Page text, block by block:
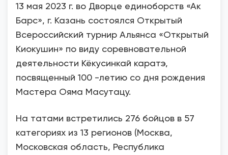
13 мая 2023 г. во Дворце единоборств «Ак
Барс», г. Казань состоялся Открытый
Всероссийский турнир Альянса «Открытый
Киокушин» по виду соревновательной
деятельности Кёкусинкай каратэ,
посвященный 100 -летию со дня рождения
Мастера Ояма Масутацу.
На татами встретились 276 бойцов в 57
категориях из 13 регионов (Москва,
Московская область, Республика